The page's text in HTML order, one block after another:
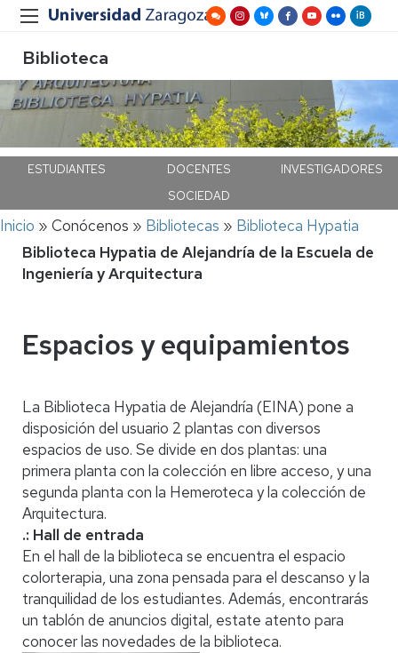
Biblioteca
ESTUDIANTES DOCENTES
INVESTIGADORES
SOCIEDAD
Ruta
de
navegación
Inicio Conócenos Bibliotecas
Biblioteca Hypatia
Biblioteca Hypatia de Alejandría de la Escuela de
Ingeniería y Arquitectura
Espacios y equipamientos
La Biblioteca Hypatia de Alejandría (EINA) pone a
disposición del usuario 2 plantas con diversos
espacios de uso. Se divide en dos plantas: una
primera planta con la colección en libre acceso, y una
segunda planta con la Hemeroteca y la colección de
Arquitectura.
.: Hall de entrada
En el hall de la biblioteca se encuentra el espacio
colorterapia, una zona pensada para el descanso y la
tranquilidad de los estudiantes. Además, encontrarás
un tablón de anuncios digital, estate atento para
conocer las novedades de la biblioteca.